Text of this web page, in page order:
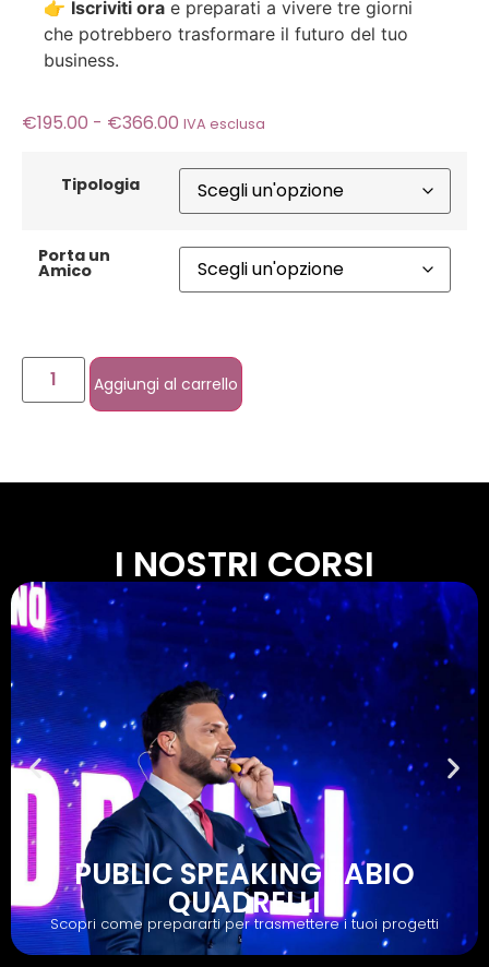
👉 Iscriviti ora e preparati a vivere tre giorni
che potrebbero trasformare il futuro del tuo
business.
€195.00 - €366.00 IVA esclusa
Tipologia
Porta un
Amico
Aggiungi al carrello
I NOSTRI CORSI
PUBLIC SPEAKING FABIO
QUADRELLI
Scopri come prepararti per trasmettere i tuoi progetti